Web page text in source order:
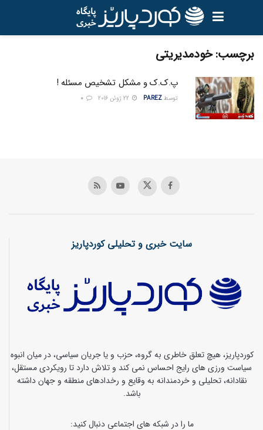
برچسب:خودمدیریتی
پ.ک.ک و مشکل تشخیص مسئله !
توسط PAREZ
سایت خبری و تحلیلی کوردپاریز
کوردپاریز، هیچ تعلق خاطری به گروه، حزب و یا جریان سیاسی، در میان انبوه
سیاست ورزی های رایج احساس نمی کند و تلاش دارد تا رویکردی مستقل،
نقادانه، تحلیلی و خردمندانه به وقایع و رخدادهای منطقه و جهان داشته
باشد.
ما را در شبکه های اجتماعی دنبال کنید: